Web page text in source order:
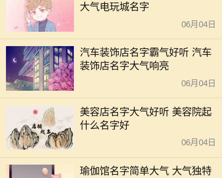
大气电玩城名字
06月04日
汽车装饰店名字霸气好听 汽车
装饰店名字大气响亮
06月04日
美容店名字大气好听 美容院起
什么名字好
06月04日
瑜伽馆名字简单大气 大气独特